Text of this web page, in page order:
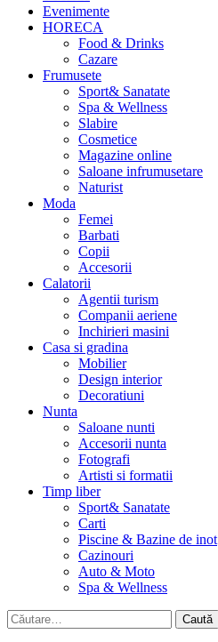
Evenimente
HORECA
Food & Drinks
Cazare
Frumusete
Sport& Sanatate
Spa & Wellness
Slabire
Cosmetice
Magazine online
Saloane infrumusetare
Naturist
Moda
Femei
Barbati
Copii
Accesorii
Calatorii
Agentii turism
Companii aeriene
Inchirieri masini
Casa si gradina
Mobilier
Design interior
Decoratiuni
Nunta
Saloane nunti
Accesorii nunta
Fotografi
Artisti si formatii
Timp liber
Sport& Sanatate
Carti
Piscine & Bazine de inot
Cazinouri
Auto & Moto
Spa & Wellness
Caută
după: